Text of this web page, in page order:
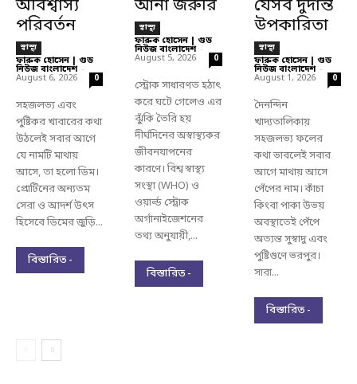
অবিশ্বাস্য
পরিবর্তন
স্বাস্থ্য
ফারুক হোসেন | গুড
নিউজ বাংলাদেশ -
August 6, 2026 0
সহজলভ্য এবং
পুষ্টিকর খাবারের কথা
উঠলেই সবার আগে
যে নামটি মাথায়
আসে, তা হলো ডিম।
প্রোটিনের অন্যতম
সেরা ও আদর্শ উৎস
হিসেবে ডিমের জুড়ি...
বিস্তারিত -
আনা জরুরি
স্বাস্থ্য
ফারুক হোসেন | গুড
নিউজ বাংলাদেশ -
August 5, 2026 0
স্ট্রোক সাধারণত হঠাৎ
করে ঘটে গেলেও এর
ঝুঁকি তৈরি হয়
দীর্ঘদিনের অস্বাস্থ্যকর
জীবনযাপনের
কারণে। বিশ্ব স্বাস্থ্য
সংস্থা (WHO) ও
ওয়ার্ল্ড স্ট্রোক
অর্গানাইজেশনের
তথ্য অনুযায়ী,...
বিস্তারিত -
যেসব দুর্দান্ত
উপকারিতা
স্বাস্থ্য
ফারুক হোসেন | গুড
নিউজ বাংলাদেশ -
August 1, 2026 0
দৈনন্দিন
খাদ্যতালিকায়
সহজলভ্য ফলের
কথা ভাবলেই সবার
আগে মাথায় আসে
পেঁপের নাম। কাঁচা
কিংবা পাকা উভয়
অবস্থাতেই পেঁপে
অত্যন্ত সুস্বাদু এবং
পুষ্টিগুণে ভরপুর।
সারা...
বিস্তারিত -